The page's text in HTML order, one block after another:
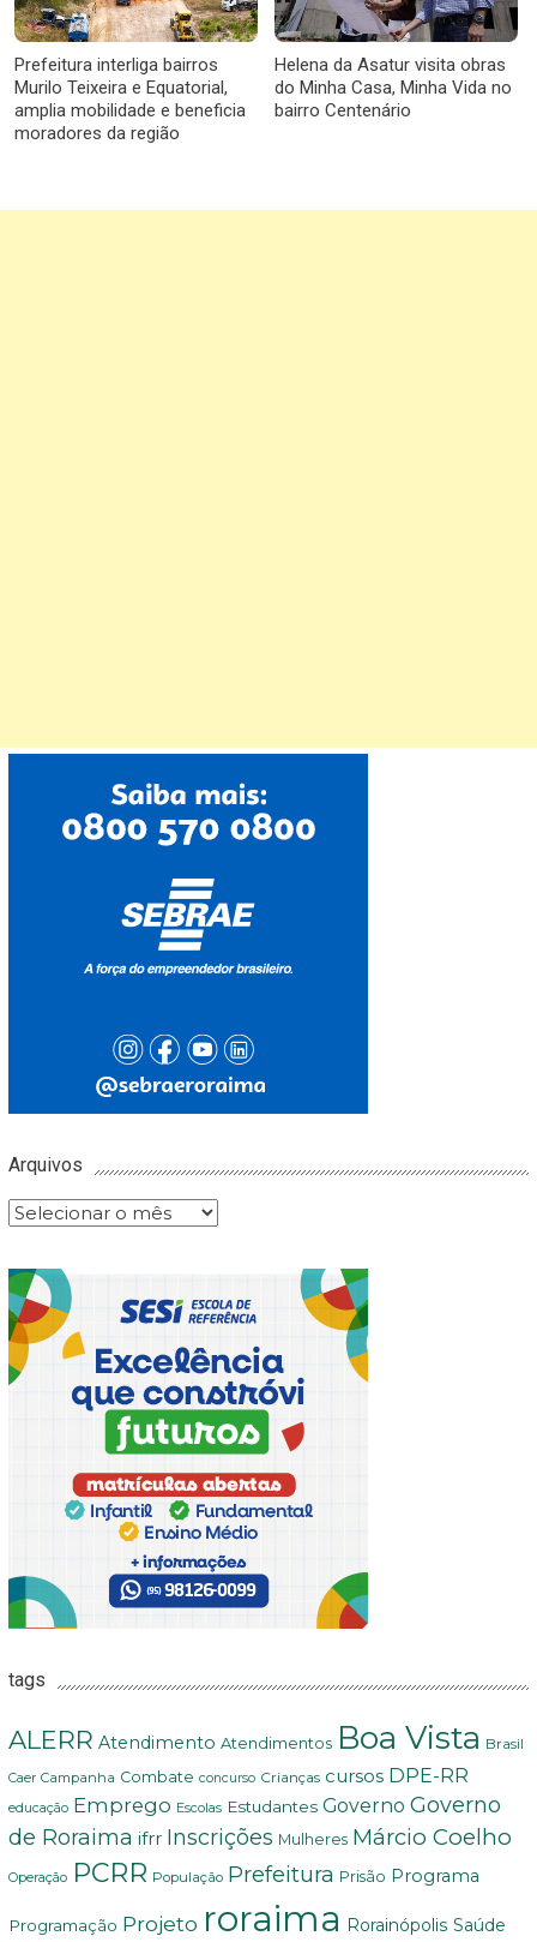
Prefeitura interliga bairros
Murilo Teixeira e Equatorial,
amplia mobilidade e beneficia
moradores da região
Helena da Asatur visita obras
do Minha Casa, Minha Vida no
bairro Centenário
Arquivos
Arquivos
tags
ALERR Atendimento Atendimentos Boa Vista Brasil
Caer Campanha Combate concurso Crianças cursos DPE-RR
educação Emprego Escolas Estudantes Governo Governo
de Roraima ifrr Inscrições Mulheres Márcio Coelho
Operação PCRR População Prefeitura Prisão Programa
Programação Projeto roraima Rorainópolis Saúde